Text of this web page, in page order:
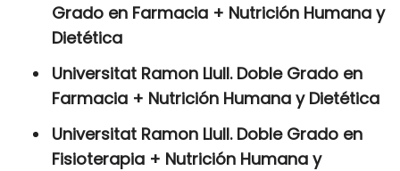
Grado en Farmacia + Nutrición Humana y
Dietética
Universitat Ramon Llull. Doble Grado en
Farmacia + Nutrición Humana y Dietética
Universitat Ramon Llull. Doble Grado en
Fisioterapia + Nutrición Humana y